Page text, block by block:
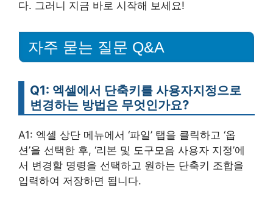
다. 그러니 지금 바로 시작해 보세요!
자주 묻는 질문 Q&A
Q1: 엑셀에서 단축키를 사용자지정으로
변경하는 방법은 무엇인가요?
A1: 엑셀 상단 메뉴에서 ‘파일’ 탭을 클릭하고 ‘옵
션’을 선택한 후, ‘리본 및 도구모음 사용자 지정’에
서 변경할 명령을 선택하고 원하는 단축키 조합을
입력하여 저장하면 됩니다.